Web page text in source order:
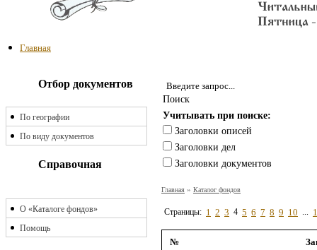
Главная
Поиск
Учитывать при поиске:
Заголовки описей
Заголовки дел
Заголовки документов
Главная » Каталог фондов
Страницы: 1 2 3 4 5 6 7 8 9 10 ...
№
Отбор документов
По географии
По виду документов
Справочная
О «Каталоге фондов»
Помощь